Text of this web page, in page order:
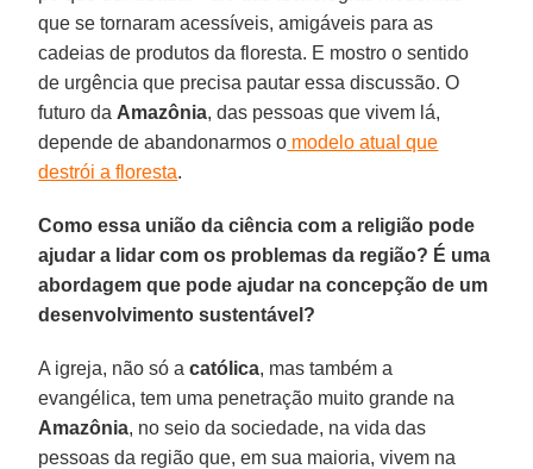
que se tornaram acessíveis, amigáveis para as
cadeias de produtos da floresta. E mostro o sentido
de urgência que precisa pautar essa discussão. O
futuro da Amazônia, das pessoas que vivem lá,
depende de abandonarmos o modelo atual que
destrói a floresta.
Como essa união da ciência com a religião pode
ajudar a lidar com os problemas da região? É uma
abordagem que pode ajudar na concepção de um
desenvolvimento sustentável?
A igreja, não só a católica, mas também a
evangélica, tem uma penetração muito grande na
Amazônia, no seio da sociedade, na vida das
pessoas da região que, em sua maioria, vivem na